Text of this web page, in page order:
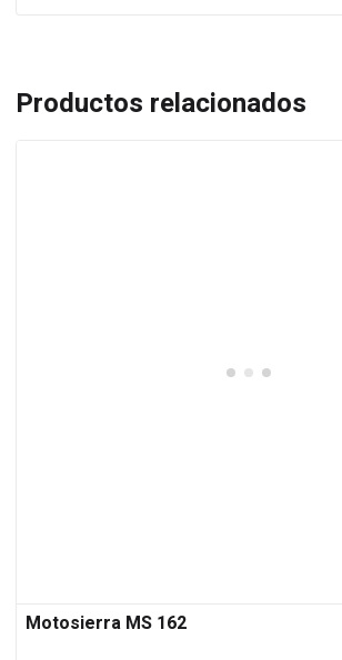
Productos relacionados
Motosierra MS 162